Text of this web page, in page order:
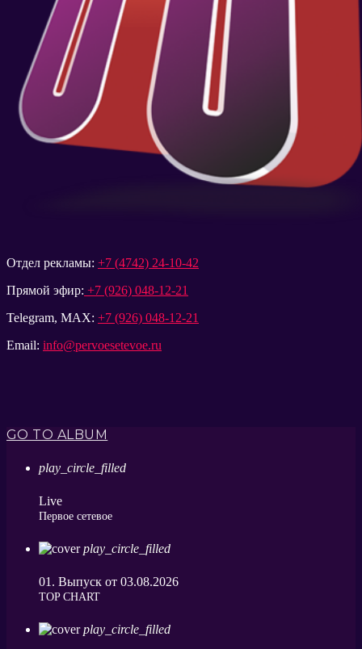
Отдел рекламы: +7 (4742) 24-10-42
Прямой эфир: +7 (926) 048-12-21
Telegram, MAX: +7 (926) 048-12-21
Email: info@pervoesetevoe.ru
GO TO ALBUM
play_circle_filled
Live
Первое сетевое
play_circle_filled
01. Выпуск от 03.08.2026
ТОP CHART
play_circle_filled